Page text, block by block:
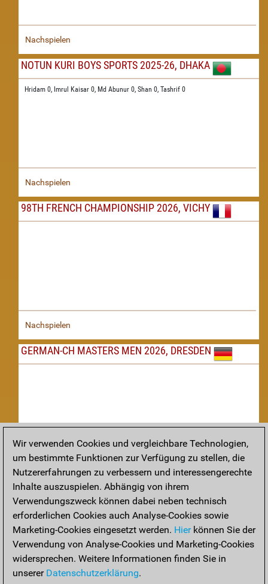
Nachspielen
NOTUN KURI BOYS SPORTS 2025-26, DHAKA
Hridam 0, Imrul Kaisar 0, Md Abunur 0, Shan 0, Tashrif 0
Nachspielen
98TH FRENCH CHAMPIONSHIP 2026, VICHY
Nachspielen
GERMAN-CH MASTERS MEN 2026, DRESDEN
Nachspielen
TAKTIK
Taktikstellungen aus den heutigen Partien
THEORIE
Interessante Eröffnungstheorie aus aktuellen Partien
Wir verwenden Cookies und vergleichbare Technologien,
um bestimmte Funktionen zur Verfügung zu stellen, die
Nutzererfahrungen zu verbessern und interessengerechte
Inhalte auszuspielen. Abhängig von ihrem
Verwendungszweck können dabei neben technisch
erforderlichen Cookies auch Analyse-Cookies sowie
Marketing-Cookies eingesetzt werden. Hierkönnen Sie der
Verwendung von Analyse-Cookies und Marketing-Cookies
widersprechen. Weitere Informationen finden Sie in
unserer Datenschutzerklärung.